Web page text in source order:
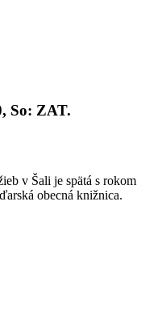
So: ZAT.
v Šali je spätá s rokom
obecná knižnica.